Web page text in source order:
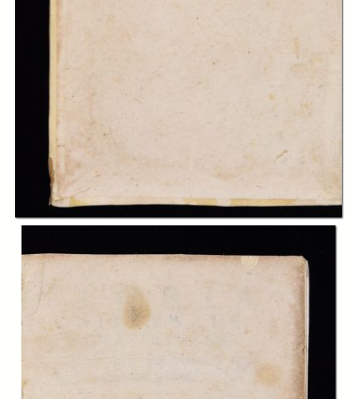
In collections
Biblioteca Charitas Paola
Storia universale sacra e profana dal principio del mondo fino a’ nostri
Canturani. Tomo 10
Creator:
Augustin Calmet
Publisher:
1760